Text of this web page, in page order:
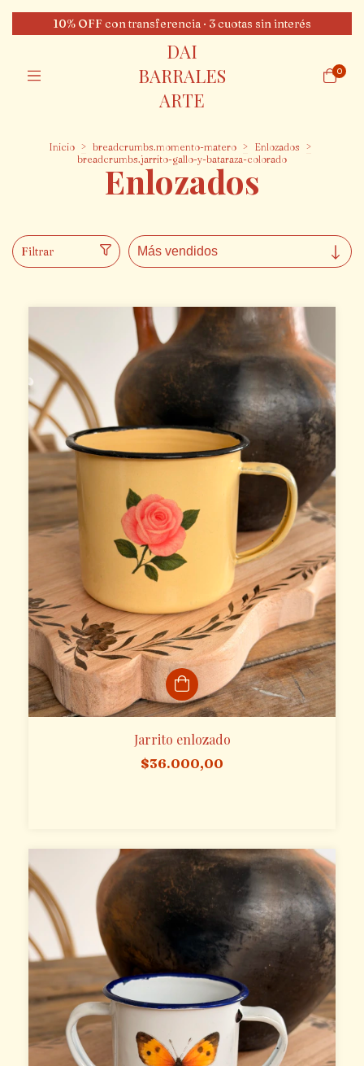
10% OFF con transferencia · 3 cuotas sin interés
DAI
BARRALES
ARTE
0
Inicio > breadcrumbs.momento-matero > Enlozados >
breadcrumbs.jarrito-gallo-y-bataraza-colorado
Enlozados
Filtrar
Jarrito enlozado
$36.000,00